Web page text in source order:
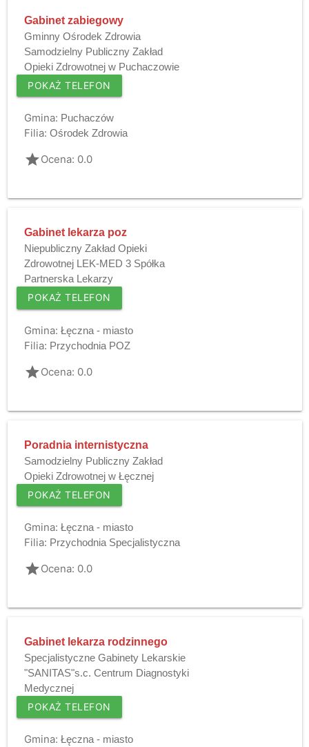
Gabinet zabiegowy
Gminny Ośrodek Zdrowia
Samodzielny Publiczny Zakład
Opieki Zdrowotnej w Puchaczowie
POKAŻ TELEFON
Gmina: Puchaczów
Filia: Ośrodek Zdrowia
gradeOcena: 0.0
Gabinet lekarza poz
Niepubliczny Zakład Opieki
Zdrowotnej LEK-MED 3 Spółka
Partnerska Lekarzy
POKAŻ TELEFON
Gmina: Łęczna - miasto
Filia: Przychodnia POZ
gradeOcena: 0.0
Poradnia internistyczna
Samodzielny Publiczny Zakład
Opieki Zdrowotnej w Łęcznej
POKAŻ TELEFON
Gmina: Łęczna - miasto
Filia: Przychodnia Specjalistyczna
gradeOcena: 0.0
Gabinet lekarza rodzinnego
Specjalistyczne Gabinety Lekarskie
"SANITAS"s.c. Centrum Diagnostyki
Medycznej
POKAŻ TELEFON
Gmina: Łęczna - miasto